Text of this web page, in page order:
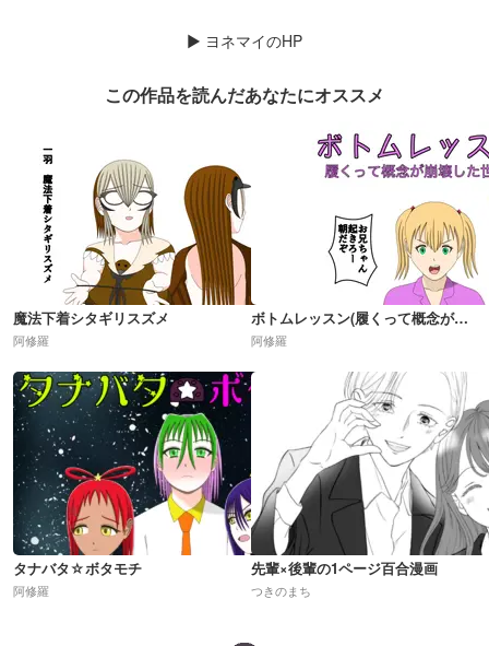
▶ ヨネマイのHP
この作品を読んだあなたにオススメ
魔法下着シタギリスズメ
阿修羅
ボトムレッスン(履くって概念が崩壊した世界)R18
阿修羅
タナバタ☆ボタモチ
阿修羅
先輩×後輩の1ページ百合漫画
つきのまち